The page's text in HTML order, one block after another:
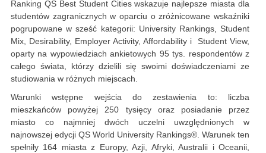
Ranking QS Best Student Cities wskazuje najlepsze miasta dla
studentów zagranicznych w oparciu o zróżnicowane wskaźniki
pogrupowane w sześć kategorii: University Rankings, Student
Mix, Desirability, Employer Activity, Affordability i Student View,
oparty na wypowiedziach ankietowych 95 tys. respondentów z
całego świata, którzy dzielili się swoimi doświadczeniami ze
studiowania w różnych miejscach.
Warunki wstępne wejścia do zestawienia to: liczba
mieszkańców powyżej 250 tysięcy oraz posiadanie przez
miasto co najmniej dwóch uczelni uwzględnionych w
najnowszej edycji QS World University Rankings®. Warunek ten
spełniły 164 miasta z Europy, Azji, Afryki, Australii i Oceanii,